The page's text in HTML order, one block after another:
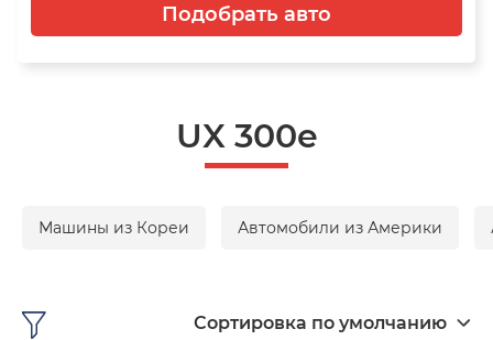
Подобрать авто
UX 300e
Машины из Кореи Автомобили из Америки
Сортировка по умолчанию